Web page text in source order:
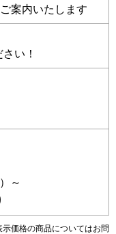
案内いたします
い！
～
価格の商品についてはお問